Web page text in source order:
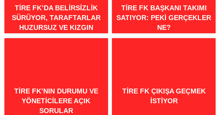
TIRE FK’DA BELIRSIZLIK
SÜRÜYOR, TARAFTARLAR
HUZURSUZ VE KIZGIN
TIRE FK BAŞKANI TAKIMI
SATIYOR: PEKI GERÇEKLER
NE?
TIRE FK’NIN DURUMU VE
YÖNETICILERE AÇIK
SORULAR
TIRE FK ÇIKIŞA GEÇMEK
ISTIYOR